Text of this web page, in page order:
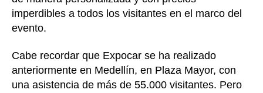
imperdibles a todos los visitantes en el marco del
evento.
Cabe recordar que Expocar se ha realizado
anteriormente en Medellín, en Plaza Mayor, con
una asistencia de más de 55.000 visitantes. Pero